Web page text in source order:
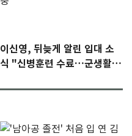
이신영, 뒤늦게 알린 입대 소
식 "신병훈련 수료…군생활